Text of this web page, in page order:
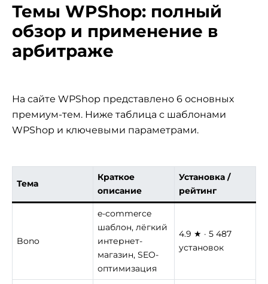
Темы WPShop: полный
обзор и применение в
арбитраже
На сайте WPShop представлено 6 основных
премиум-тем. Ниже таблица с шаблонами
WPShop и ключевыми параметрами.
Тема
Краткое
описание
Установка /
рейтинг
Bono
e-commerce
шаблон, лёгкий
интернет-
магазин, SEO-
оптимизация
4.9 ★ · 5 487
установок